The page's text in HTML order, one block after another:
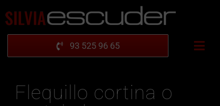
al
contenido
UBICACIÓN
93 525 96 65
Flequillo cortina o